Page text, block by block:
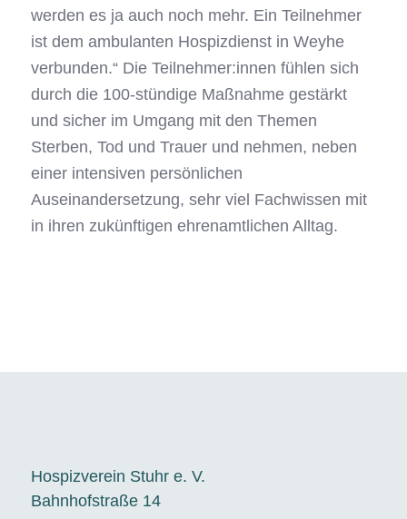
werden es ja auch noch mehr. Ein Teilnehmer
ist dem ambulanten Hospizdienst in Weyhe
verbunden.“ Die Teilnehmer:innen fühlen sich
durch die 100-stündige Maßnahme gestärkt
und sicher im Umgang mit den Themen
Sterben, Tod und Trauer und nehmen, neben
einer intensiven persönlichen
Auseinandersetzung, sehr viel Fachwissen mit
in ihren zukünftigen ehrenamtlichen Alltag.
Hospizverein Stuhr e. V.
Bahnhofstraße 14